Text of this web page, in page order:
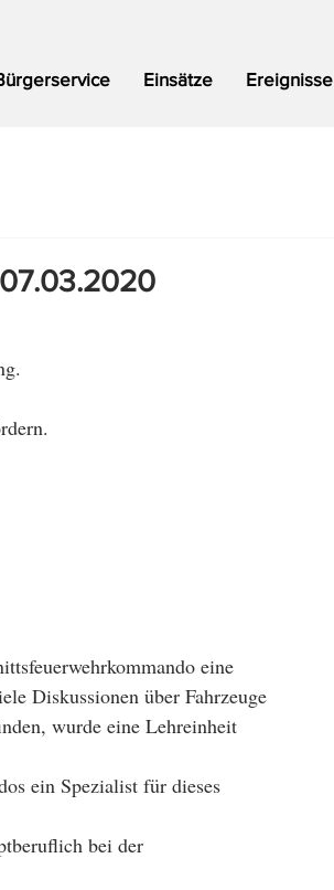
Einsätze Ereignisse
Diskussionen über Fahrzeuge
wurde eine Lehreinheit
ein Spezialist für dieses
bei der